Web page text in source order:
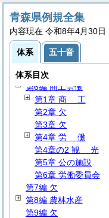
青森県例規全集
内容現在 令和8年4月30日
体系 五十音
体系目次
第1編総務
第1編の2人事
第2編財 務
第3編 企画政策
第4編 環境生活
第5編 健康福祉
第6編 商工労働
第1章 商 工
第2章 欠
第3章 欠
第4章 労 働
第4章の2 観 光
第5章 公の施設
第6章 労働委員会
第7編 欠
第8編 農林水産
第9編 欠